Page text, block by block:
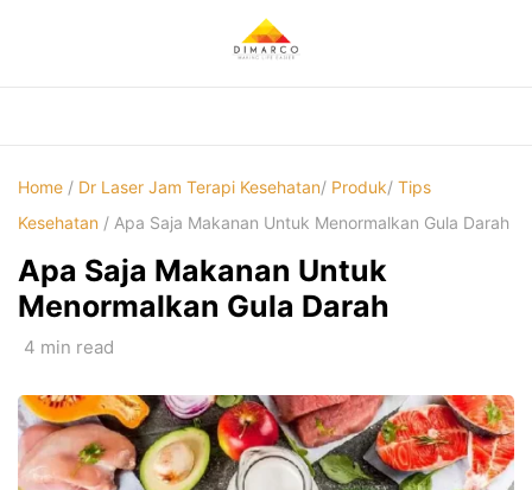
Home / Dr Laser Jam Terapi Kesehatan/ Produk/ Tips
Kesehatan / Apa Saja Makanan Untuk Menormalkan Gula Darah
Apa Saja Makanan Untuk
Menormalkan Gula Darah
4 min read